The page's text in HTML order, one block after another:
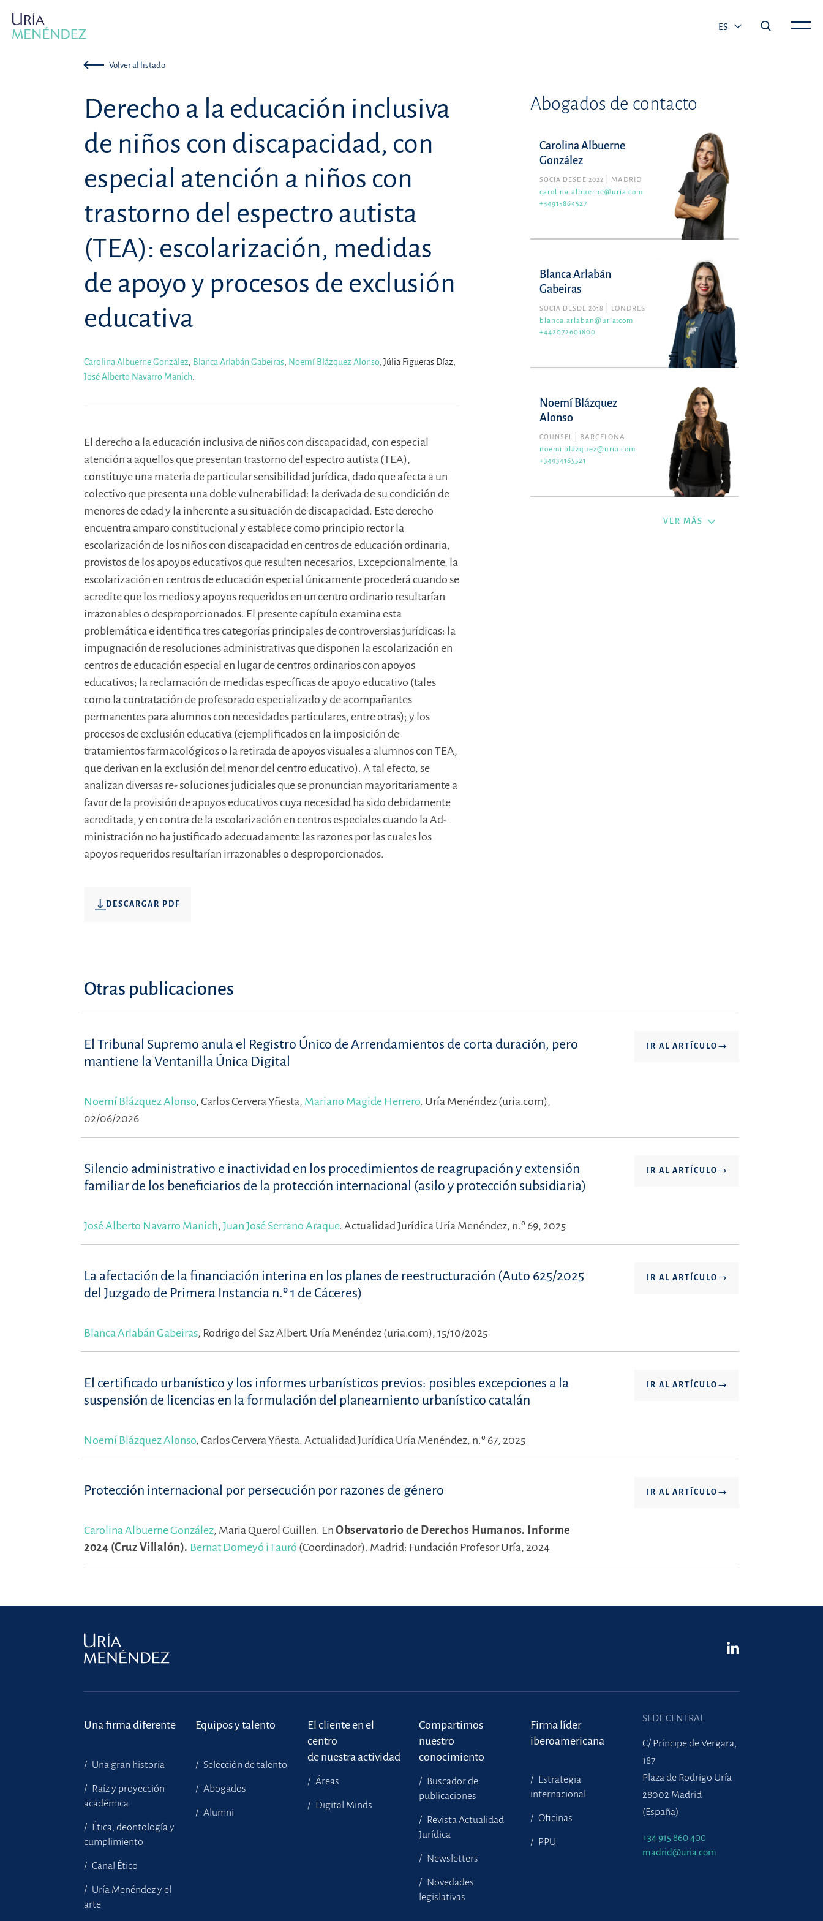
ES
Volver al listado
Derecho a la educación inclusiva
de niños con discapacidad, con
especial atención a niños con
trastorno del espectro autista
(TEA): escolarización, medidas
de apoyo y procesos de exclusión
educativa
Carolina Albuerne González, Blanca Arlabán Gabeiras, Noemí Blázquez Alonso, Júlia Figueras Díaz,
José Alberto Navarro Manich.
El derecho a la educación inclusiva de niños con discapacidad, con especial
atención a aquellos que presentan trastorno del espectro autista (TEA),
constituye una materia de particular sensibilidad jurídica, dado que afecta a un
colectivo que presenta una doble vulnerabilidad: la derivada de su condición de
menores de edad y la inherente a su situación de discapacidad. Este derecho
encuentra amparo constitucional y establece como principio rector la
escolarización de los niños con discapacidad en centros de educación ordinaria,
provistos de los apoyos educativos que resulten necesarios. Excepcionalmente, la
escolarización en centros de educación especial únicamente procederá cuando se
acredite que los medios y apoyos requeridos en un centro ordinario resultarían
irrazonables o desproporcionados. El presente capítulo examina esta
problemática e identifica tres categorías principales de controversias jurídicas: la
impugnación de resoluciones administrativas que disponen la escolarización en
centros de educación especial en lugar de centros ordinarios con apoyos
educativos; la reclamación de medidas específicas de apoyo educativo (tales
como la contratación de profesorado especializado y de acompañantes
permanentes para alumnos con necesidades particulares, entre otras); y los
procesos de exclusión educativa (ejemplificados en la imposición de
tratamientos farmacológicos o la retirada de apoyos visuales a alumnos con TEA,
que derivan en la exclusión del menor del centro educativo). A tal efecto, se
analizan diversas re- soluciones judiciales que se pronuncian mayoritariamente a
favor de la provisión de apoyos educativos cuya necesidad ha sido debidamente
acreditada, y en contra de la escolarización en centros especiales cuando la Ad-
ministración no ha justificado adecuadamente las razones por las cuales los
apoyos requeridos resultarían irrazonables o desproporcionados.
DESCARGAR PDF
Abogados de contacto
Carolina Albuerne
González
SOCIA DESDE 2022
MADRID
carolina.albuerne@uria.com
+34915864527
Blanca Arlabán
Gabeiras
SOCIA DESDE 2018
LONDRES
blanca.arlaban@uria.com
+442072601800
Noemí Blázquez
Alonso
COUNSEL
BARCELONA
noemi.blazquez@uria.com
+34934165521
VER MÁS
Otras publicaciones
El Tribunal Supremo anula el Registro Único de Arrendamientos de corta duración, pero
mantiene la Ventanilla Única Digital
IR AL ARTÍCULO
Noemí Blázquez Alonso, Carlos Cervera Yñesta, Mariano Magide Herrero. Uría Menéndez (uria.com),
02/06/2026
Silencio administrativo e inactividad en los procedimientos de reagrupación y extensión
familiar de los beneficiarios de la protección internacional (asilo y protección subsidiaria)
IR AL ARTÍCULO
José Alberto Navarro Manich, Juan José Serrano Araque. Actualidad Jurídica Uría Menéndez, n.º 69, 2025
La afectación de la financiación interina en los planes de reestructuración (Auto 625/2025
del Juzgado de Primera Instancia n.º 1 de Cáceres)
IR AL ARTÍCULO
Blanca Arlabán Gabeiras, Rodrigo del Saz Albert. Uría Menéndez (uria.com), 15/10/2025
El certificado urbanístico y los informes urbanísticos previos: posibles excepciones a la
suspensión de licencias en la formulación del planeamiento urbanístico catalán
IR AL ARTÍCULO
Noemí Blázquez Alonso, Carlos Cervera Yñesta. Actualidad Jurídica Uría Menéndez, n.º 67, 2025
Protección internacional por persecución por razones de género IR AL ARTÍCULO
Carolina Albuerne González, Maria Querol Guillen. En Observatorio de Derechos Humanos. Informe
2024 (Cruz Villalón). Bernat Domeyó i Fauró (Coordinador). Madrid: Fundación Profesor Uría, 2024
Una firma diferente
Una gran historia
Raíz y proyección
académica
Ética, deontología y
cumplimiento
Canal Ético
Uría Menéndez y el
arte
Equipos y talento
Selección de talento
Abogados
Alumni
El cliente en el
centro
de nuestra actividad
Áreas
Digital Minds
Compartimos
nuestro
conocimiento
Buscador de
publicaciones
Revista Actualidad
Jurídica
Newsletters
Novedades
legislativas
Firma líder
iberoamericana
Estrategia
internacional
Oficinas
PPU
SEDE CENTRAL
C/ Príncipe de Vergara,
187
Plaza de Rodrigo Uría
28002 Madrid
(España)
+34 915 860 400
madrid@uria.com